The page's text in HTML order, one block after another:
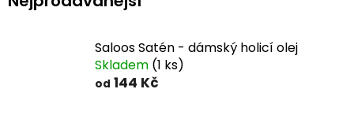
Saloos Satén - dámský holicí olej
Skladem (1 ks)
od 144 Kč